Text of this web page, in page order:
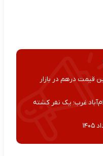
قیمت درهم در بازار
غرب؛ یک نفر کشته